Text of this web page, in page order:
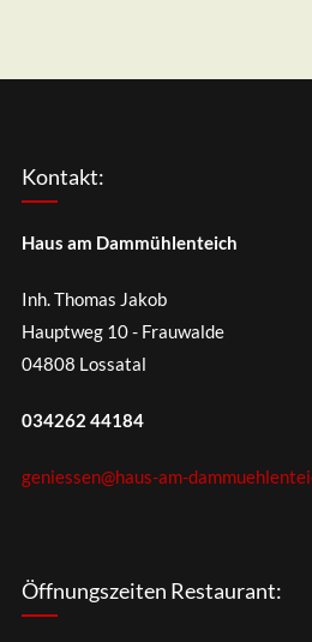
Kontakt:
Haus am Dammühlenteich
Inh. Thomas Jakob
Hauptweg 10 - Frauwalde
04808 Lossatal
034262 44184
geniessen@haus-am-
Öffnungszeiten Restaurant: